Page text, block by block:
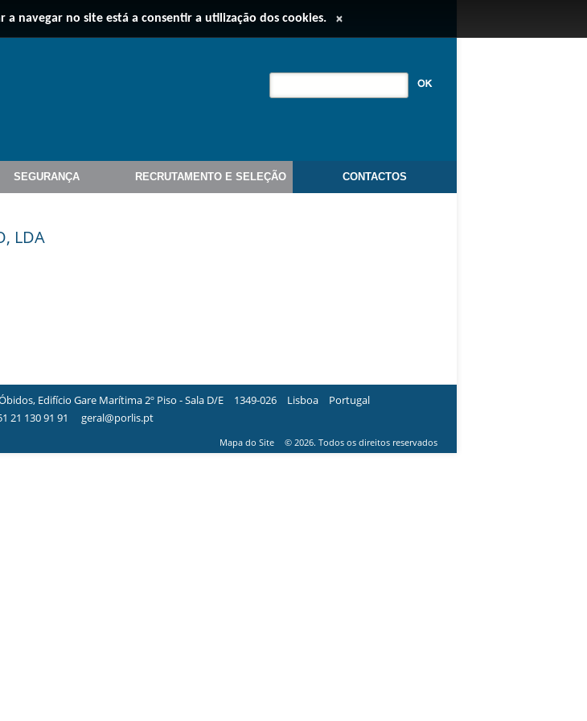
SEGURANÇA RECRUTAMENTO E SELEÇÃO CONTACTOS
LDA
Edifício Gare Marítima 2º Piso - Sala D/E 1349-026 Lisboa
Portugal
21 130 91 91 geral@porlis.pt
Mapa do Site © 2026. Todos os direitos reservados
navegar no site está a consentir a utilização dos cookies. ×